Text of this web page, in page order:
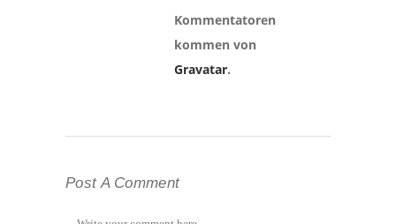
Kommentatoren
kommen von
Gravatar.
Post A Comment